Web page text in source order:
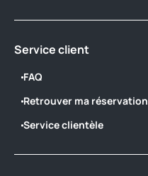
Service client
FAQ
Retrouver ma réservation
Service clientèle